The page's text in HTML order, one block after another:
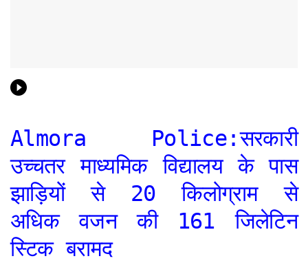
Almora Police:सरकारी
उच्चतर माध्यमिक विद्यालय के पास
झाड़ियों से 20 किलोग्राम से
अधिक वजन की 161 जिलेटिन
स्टिक बरामद